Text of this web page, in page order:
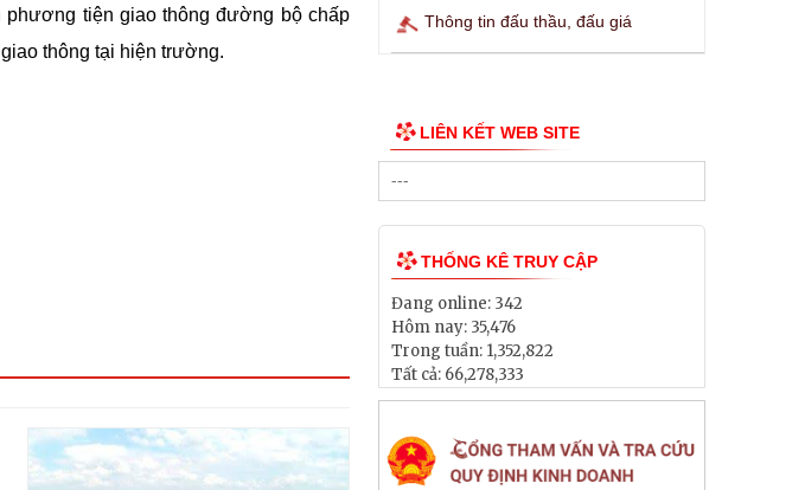
tiện giao thông đường bộ chấp
thông tại hiện trường.
Thông tin đấu thầu, đấu giá
LIÊN KẾT WEB SITE
THỐNG KÊ TRUY CẬP
Đang online: 342
Hôm nay: 35,476
Trong tuần: 1,352,822
Tất cả: 66,278,333